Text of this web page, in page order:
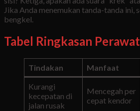
Jika Anda menemukan tanda-tanda ini,
bengkel.
Tabel Ringkasan
Tindakan Manfaat
Kurangi
kecepatan di
jalan rusak
Mencegah per
cepat kendor